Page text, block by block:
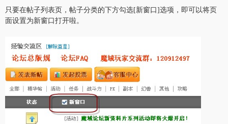
只要在帖子列表页，帖子分类的下方勾选[新窗口]选项，即可以将页
面设置为新窗口打开啦。